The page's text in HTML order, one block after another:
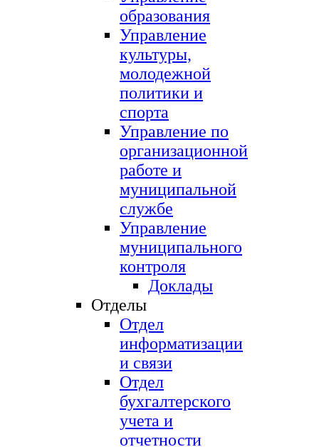
образования
Управление
культуры,
молодежной
политики и
спорта
Управление по
организационной
работе и
муниципальной
службе
Управление
муниципального
контроля
Доклады
Отделы
Отдел
информатизации
и связи
Отдел
бухгалтерского
учета и
отчетности